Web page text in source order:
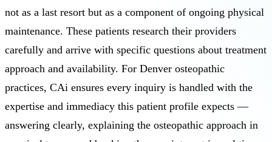
not as a last resort but as a component of ongoing physical
maintenance. These patients research their providers
carefully and arrive with specific questions about treatment
approach and availability. For Denver osteopathic
practices, CAi ensures every inquiry is handled with the
expertise and immediacy this patient profile expects —
answering clearly, explaining the osteopathic approach in